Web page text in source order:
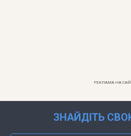
РЕКЛАМА НА
ЗНАЙДІТЬ